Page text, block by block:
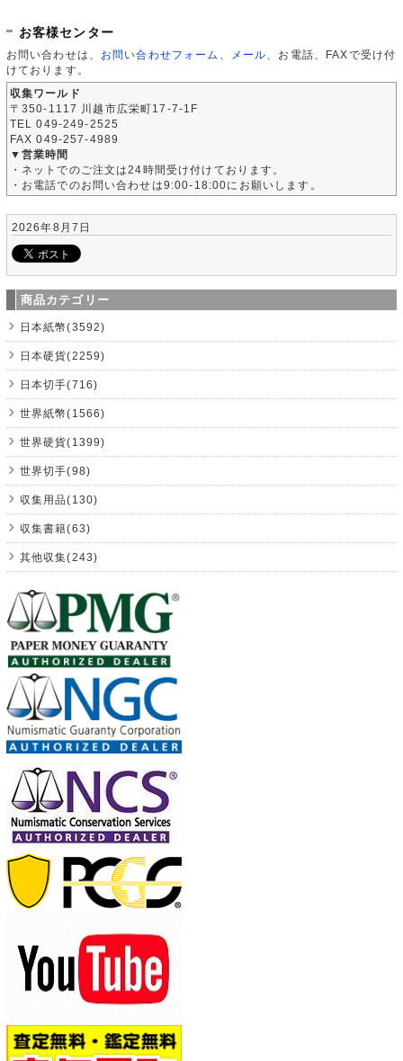
お客様センター
お問い合わせは、 お問い合わせフォーム メール 、お電話、FAXで受け付
けております。
収集ワールド
〒350-1117 川越市広栄町17-7-1F
TEL 049-249-2525
FAX 049-257-4989
▼営業時間
・ネットでのご注文は24時間受け付けております。
・お電話でのお問い合わせは9:00-18:00にお願いします。
2026年8月7日
商品カテゴリー
日本紙幣(3592)
日本硬貨(2259)
日本切手(716)
世界紙幣(1566)
世界硬貨(1399)
世界切手(98)
収集用品(130)
収集書籍(63)
其他収集(243)